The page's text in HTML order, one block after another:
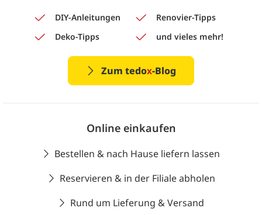
DIY-Anleitungen
Renovier-Tipps
Deko-Tipps
und vieles mehr!
Zum tedox-Blog
Online einkaufen
Bestellen & nach Hause liefern lassen
Reservieren & in der Filiale abholen
Rund um Lieferung & Versand